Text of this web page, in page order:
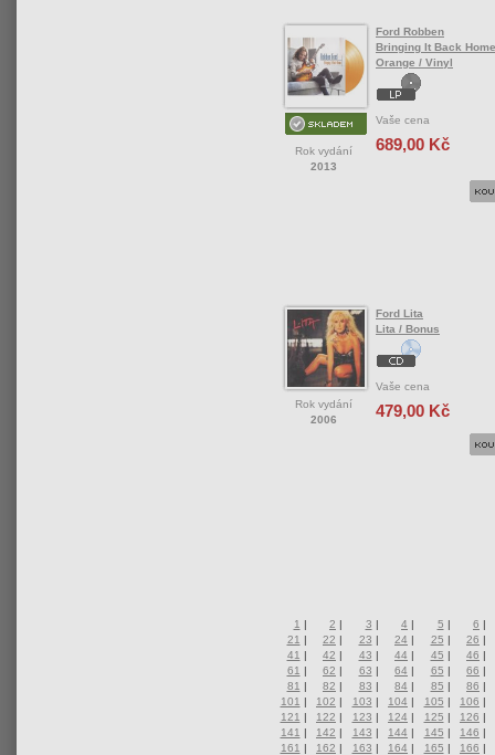
Rok vydání
2013
Ford Robben
Bringing It Back
Orange / Vinyl
Vaše cena
689,00 Kč
Rok vydání
2006
Ford Lita
Lita / Bonus
Vaše cena
479,00 Kč
1 | 2 | 3 | 4 | 5 | 6 |
21 | 22 | 23 | 24 | 25 | 26 |
41 | 42 | 43 | 44 | 45 | 46 |
61 | 62 | 63 | 64 | 65 | 66 |
81 | 82 | 83 | 84 | 85 | 86 |
101 | 102 | 103 | 104 | 105 | 106 |
121 | 122 | 123 | 124 | 125 | 126 |
141 | 142 | 143 | 144 | 145 | 146 |
161 | 162 | 163 | 164 | 165 | 166 |